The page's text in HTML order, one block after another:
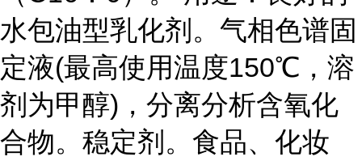
水包油型乳化剂。气相色谱固
定液(最高使用温度150℃，溶
剂为甲醇)，分离分析含氧化
合物。稳定剂。食品、化妆